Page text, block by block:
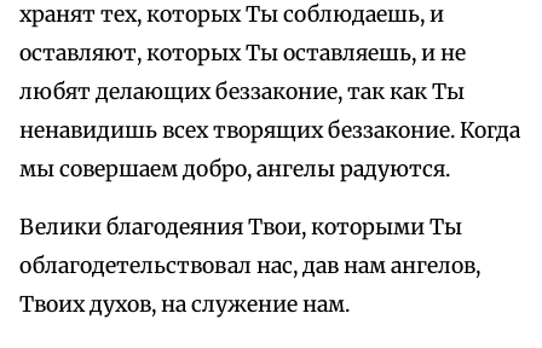
хранят тех, которых Ты соблюдаешь, и
оставляют, которых Ты оставляешь, и не
любят делающих беззаконие, так как Ты
ненавидишь всех творящих беззаконие. Когда
мы совершаем добро, ангелы радуются.
Велики благодеяния Твои, которыми Ты
облагодетельствовал нас, дав нам ангелов,
Твоих духов, на служение нам.